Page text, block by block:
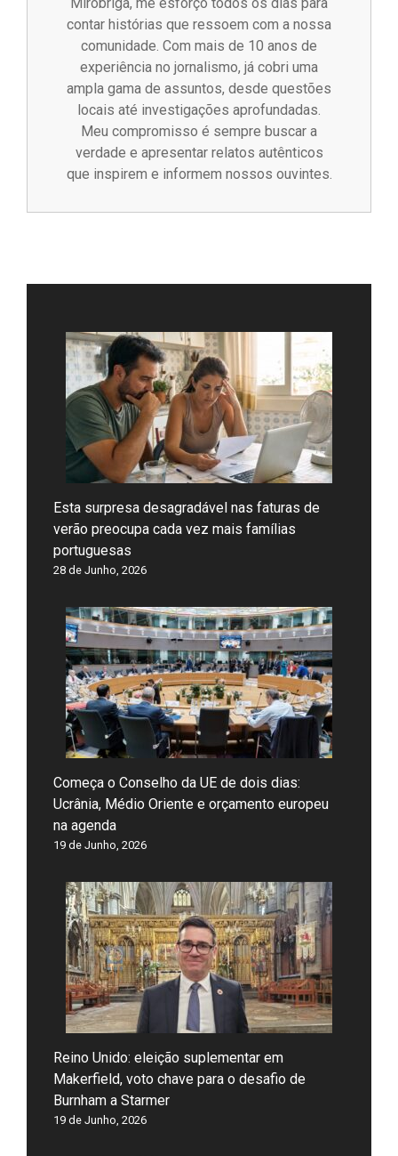
Miróbriga, me esforço todos os dias para
contar histórias que ressoem com a nossa
comunidade. Com mais de 10 anos de
experiência no jornalismo, já cobri uma
ampla gama de assuntos, desde questões
locais até investigações aprofundadas.
Meu compromisso é sempre buscar a
verdade e apresentar relatos autênticos
que inspirem e informem nossos ouvintes.
Esta surpresa desagradável nas faturas de
verão preocupa cada vez mais famílias
portuguesas
28 de Junho, 2026
Começa o Conselho da UE de dois dias:
Ucrânia, Médio Oriente e orçamento europeu
na agenda
19 de Junho, 2026
Reino Unido: eleição suplementar em
Makerfield, voto chave para o desafio de
Burnham a Starmer
19 de Junho, 2026